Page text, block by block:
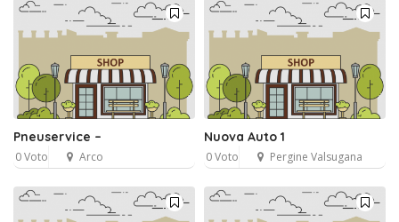
Pneuservice –
0 Voto Arco
Nuova Auto 1
0 Voto Pergine Valsugana